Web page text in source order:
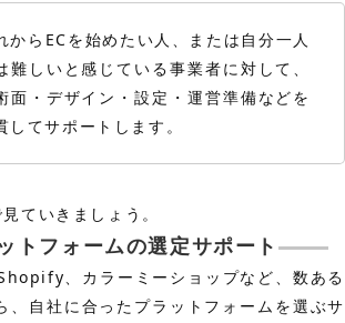
からECを始めたい人、または自分一人
難しいと感じている事業者に対して、
面・デザイン・設定・運営準備などを
してサポートします。
ていきましょう。
トフォームの選定サポート
、カラーミーショップなど、数ある
、自社に合ったプラットフォームを選ぶサ